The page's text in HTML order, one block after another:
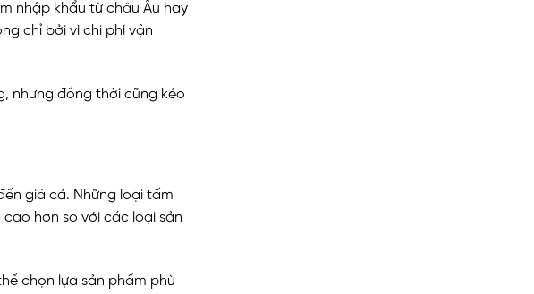
nhập khẩu từ châu Âu hay
chỉ bởi vì chi phí vận
nhưng đồng thời cũng kéo
giá cả. Những loại tấm
hơn so với các loại sản
chọn lựa sản phẩm phù